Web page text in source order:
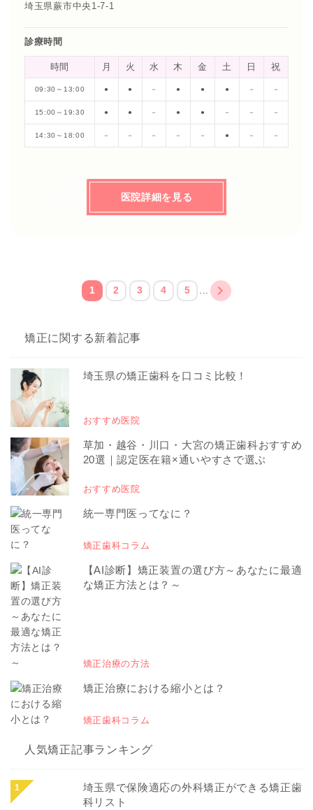
埼玉県蕨市中央1-7-1
診療時間
時間 月 火 水 木 金 土 日 祝
09:30～13:00 ● ● － ● ● ● － －
15:00～19:30 ● ● － ● ● － － －
14:30～18:00 － － － － － ● － －
医院詳細を見る
1 2 3 4 5
矯正に関する新着記事
埼玉県の矯正歯科を口コミ比較！
おすすめ医院
草加・越谷・川口・大宮の矯正歯科おすすめ
20選｜認定医在籍×通いやすさで選ぶ
おすすめ医院
統一専門医ってなに？
矯正歯科コラム
【AI診断】矯正装置の選び方～あなたに最適
な矯正方法とは？～
矯正治療の方法
矯正治療における縮小とは？
矯正歯科コラム
人気矯正記事ランキング
埼玉県で保険適応の外科矯正ができる矯正歯
科リスト